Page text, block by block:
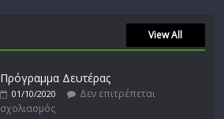
View All
Πρόγραμμα Δευτέρας
01/10/2020
Δεν επιτρέπεται
σχολιασμός